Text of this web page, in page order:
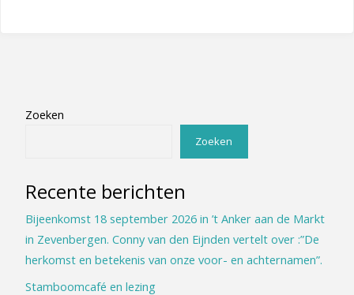
Zoeken
Zoeken
Recente berichten
Bijeenkomst 18 september 2026 in ’t Anker aan de Markt
in Zevenbergen. Conny van den Eijnden vertelt over :”De
herkomst en betekenis van onze voor- en achternamen”.
Stamboomcafé en lezing